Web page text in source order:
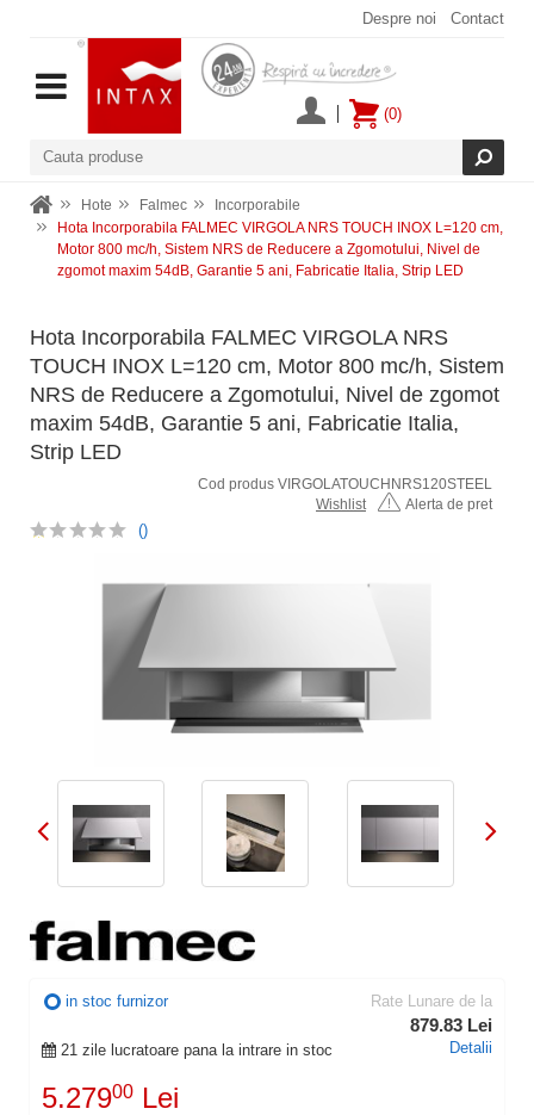
Despre noi Contact
(0)
Hote Falmec
Incorporabile
Hota Incorporabila FALMEC VIRGOLA NRS TOUCH INOX L=120 cm,
Motor 800 mc/h, Sistem NRS de Reducere a Zgomotului, Nivel de
zgomot maxim 54dB, Garantie 5 ani, Fabricatie Italia, Strip LED
Hota Incorporabila FALMEC VIRGOLA NRS
TOUCH INOX L=120 cm, Motor 800 mc/h, Sistem
NRS de Reducere a Zgomotului, Nivel de zgomot
maxim 54dB, Garantie 5 ani, Fabricatie Italia,
Strip LED
Cod produs VIRGOLATOUCHNRS120STEEL
Wishlist
Alerta de pret
()
in stoc furnizor
21 zile lucratoare pana la intrare in stoc
5.27900 Lei
Rate Lunare de la
879.83 Lei
Detalii